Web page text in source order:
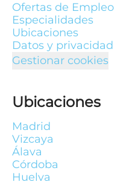
Ofertas de Empleo
Especialidades
Ubicaciones
Datos y privacidad
Gestionar cookies
Ubicaciones
Madrid
Vizcaya
Álava
Córdoba
Huelva